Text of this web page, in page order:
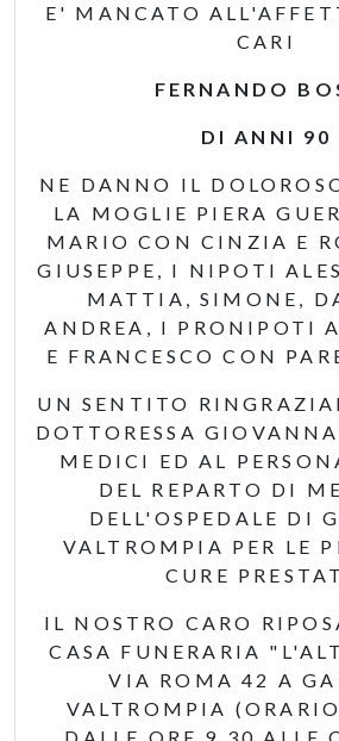
E' MANCATO
CARI
FERNANDO
DI ANNI 90
NE DANNO IL
LA MOGLIE PIERA
MARIO CON CINZIA E
GIUSEPPE, I NIPOTI
MATTIA, SIMONE,
ANDREA, I PRONIPOTI
E FRANCESCO CON
UN SENTITO
DOTTORESSA
MEDICI ED AL
DEL REPARTO DI
DELL'OSPEDALE DI
VALTROMPIA PER LE
CURE
IL NOSTRO CARO
CASA FUNERARIA
VIA ROMA 42 A
VALTROMPIA